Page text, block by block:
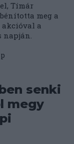
Tímár
meg a
akcióval a
napján.
p
senki
megy